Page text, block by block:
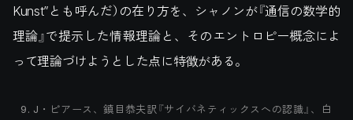
Kunst”とも呼んだ）の在り方を、シャノンが『通信の数学的
理論』で提示した情報理論と、そのエントロピー概念によ
って理論づけようとした点に特徴がある。
J・ピアース、鎮目恭夫訳『サイバネティックスへの認識』、白